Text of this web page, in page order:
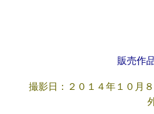
販売作
撮影日：２０１４年１０月８